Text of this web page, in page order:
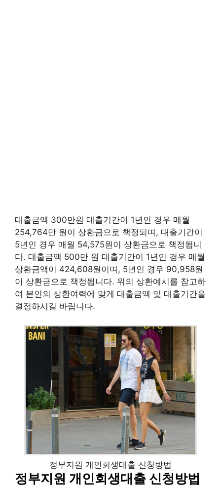
대출금액 300만원 대출기간이 1년인 경우 매월
254,764만 원이 상환금으로 책정되며, 대출기간이
5년인 경우 매월 54,575원이 상환금으로 책정됩니
다. 대출금액 500만 원 대출기간이 1년인 경우 매월
상환금액이 424,608원이며, 5년인 경우 90,958원
이 상환금으로 책정됩니다. 위의 상환예시를 참고하
여 본인의 상환여력에 맞게 대출금액 및 대출기간을
결정하시길 바랍니다.
정부지원 개인회생대출 신청방법
정부지원 개인회생대출 신청방법